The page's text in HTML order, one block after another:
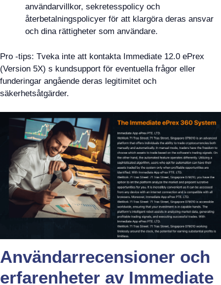
användarvillkor, sekretesspolicy och
återbetalningspolicyer för att klargöra deras ansvar
och dina rättigheter som användare.
Pro -tips: Tveka inte att kontakta Immediate 12.0 ePrex
(Version 5X) s kundsupport för eventuella frågor eller
funderingar angående deras legitimitet och
säkerhetsåtgärder.
Användarrecensioner och
erfarenheter av Immediate